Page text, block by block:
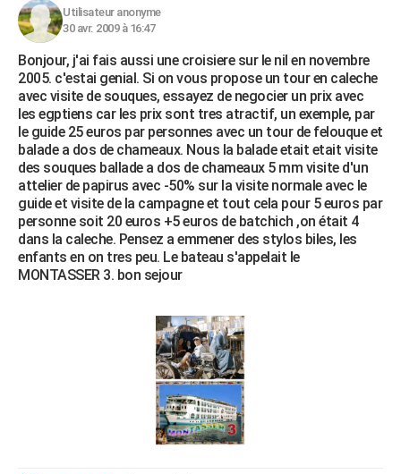
Utilisateur anonyme
30 avr. 2009 à 16:47
Bonjour, j'ai fais aussi une croisiere sur le nil en novembre
2005. c'estai genial. Si on vous propose un tour en caleche
avec visite de souques, essayez de negocier un prix avec
les egptiens car les prix sont tres atractif, un exemple, par
le guide 25 euros par personnes avec un tour de felouque et
balade a dos de chameaux. Nous la balade etait etait visite
des souques ballade a dos de chameaux 5 mm visite d'un
attelier de papirus avec -50% sur la visite normale avec le
guide et visite de la campagne et tout cela pour 5 euros par
personne soit 20 euros +5 euros de batchich ,on était 4
dans la caleche. Pensez a emmener des stylos biles, les
enfants en on tres peu. Le bateau s'appelait le
MONTASSER 3. bon sejour